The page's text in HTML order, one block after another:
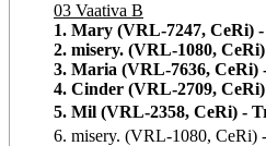
03 Vaativa B
1. Mary (VRL-7247, CeRi)
2. misery. (VRL-1080,
3. Maria (VRL-7636, CeRi)
4. Cinder (VRL-2709,
5. Mil (VRL-2358, CeRi) -
6. misery. (VRL-1080,